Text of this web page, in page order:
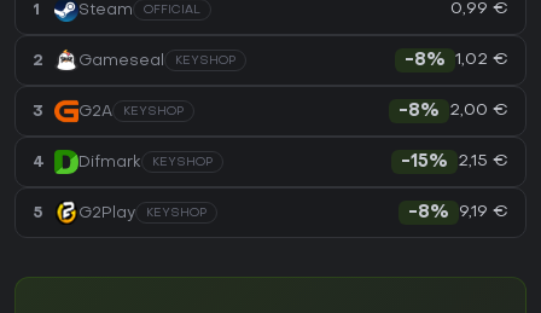
1 Steam OFFICIAL 0,99 €
2 Gameseal KEYSHOP -8% 1,02 €
3 G2A KEYSHOP -8% 2,00 €
4 Difmark KEYSHOP -15% 2,15 €
5 G2Play KEYSHOP -8% 9,19 €